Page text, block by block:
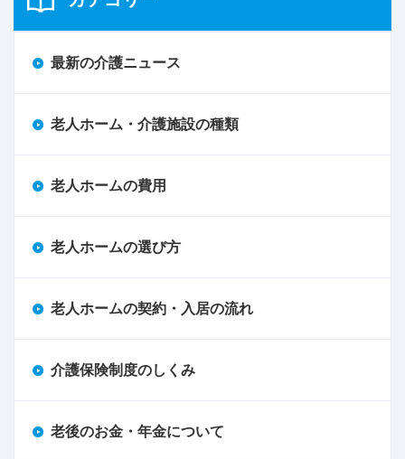
最新の介護ニュース
老人ホーム・介護施設の種類
老人ホームの費用
老人ホームの選び方
老人ホームの契約・入居の流れ
介護保険制度のしくみ
老後のお金・年金について